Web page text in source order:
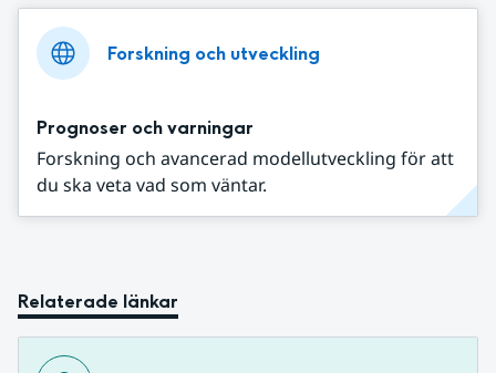
Forskning och utveckling
Prognoser och varningar
Forskning och avancerad modellutveckling för att
du ska veta vad som väntar.
Relaterade länkar